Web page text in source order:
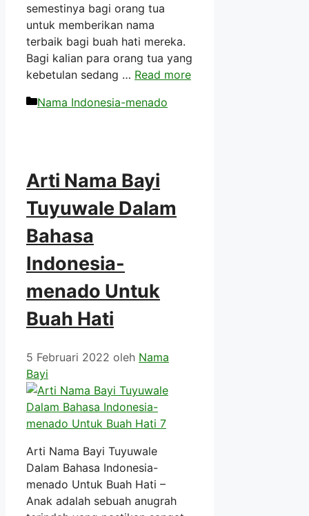
semestinya bagi orang tua
untuk memberikan nama
terbaik bagi buah hati mereka.
Bagi kalian para orang tua yang
kebetulan sedang … Read more
Kategori
Nama Indonesia-menado
Arti Nama Bayi
Tuyuwale Dalam
Bahasa
Indonesia-
menado Untuk
Buah Hati
5 Februari 2022 oleh Nama
Bayi
Arti Nama Bayi Tuyuwale
Dalam Bahasa Indonesia-
menado Untuk Buah Hati –
Anak adalah sebuah anugrah